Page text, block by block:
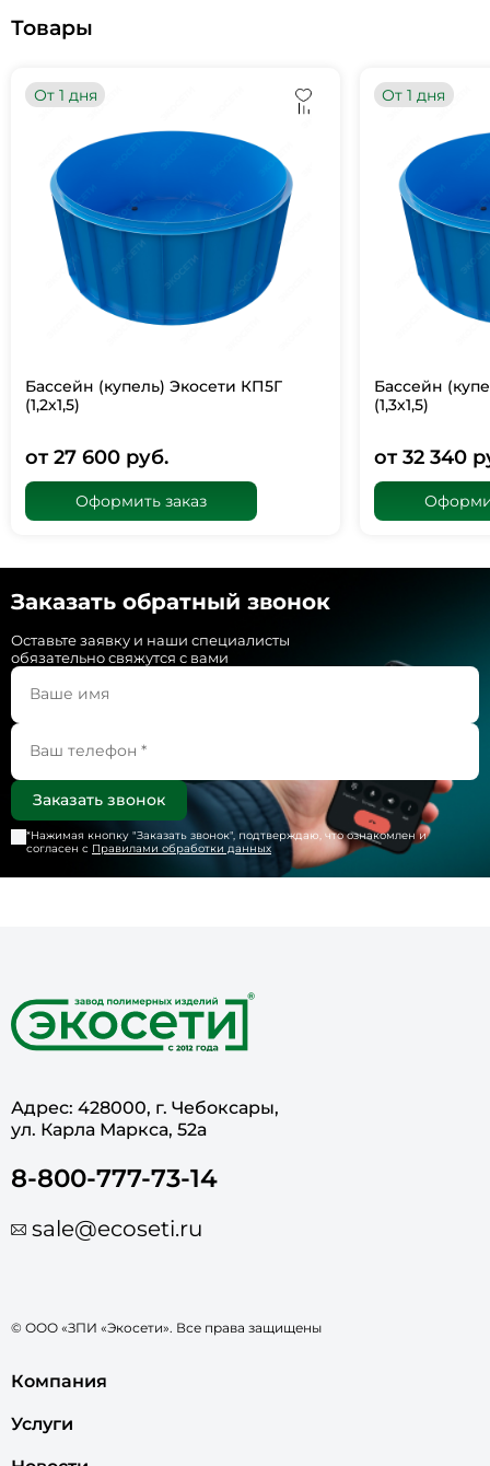
Товары
От 1 дня
Бассейн (купель) Экосети КП5Г
(1,2х1,5)
от 27 600 руб.
Оформить заказ
От 1 дня
Бассейн
(1,3х1,5)
от 32 340
Заказать обратный звонок
Оставьте заявку и наши специалисты
обязательно свяжутся с вами
*Нажимая кнопку "Заказать звонок", подтверждаю, что ознакомлен и
согласен с Правилами обработки данных
Адрес: 428000, г. Чебоксары,
ул. Карла Маркса, 52а
8-800-777-73-14
sale@ecoseti.ru
© ООО «ЗПИ «Экосети». Все права защищены
Компания
Услуги